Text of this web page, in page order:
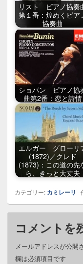
リスト ピアノ協奏
第１番：煌めくピア
協奏曲
ショパン ピアノ協
曲第2番：恋と詩情
エルガー グローリ
(1872)／クレド
(1873)：この道の先
ら、きっと大丈夫
カテゴリー: カミレーリ
コメントを
メールアドレスが公開
欄は必須項目です